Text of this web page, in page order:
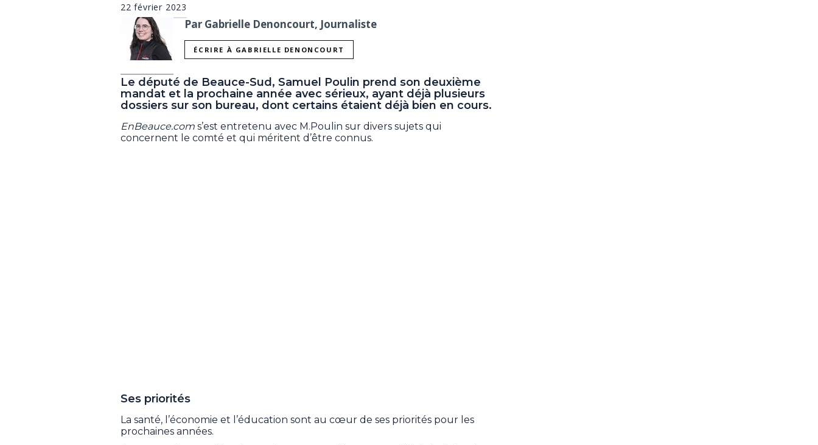
22 février 2023
Par Gabrielle Denoncourt, Journaliste
ÉCRIRE À GABRIELLE DENONCOURT
Le député de Beauce-Sud, Samuel Poulin prend son deuxième
mandat et la prochaine année avec sérieux, ayant déjà plusieurs
dossiers sur son bureau, dont certains étaient déjà bien en cours.
EnBeauce.com s’est entretenu avec M.Poulin sur divers sujets qui
concernent le comté et qui méritent d’être connus.
Ses priorités
La santé, l’économie et l’éducation sont au cœur de ses priorités pour les
prochaines années.